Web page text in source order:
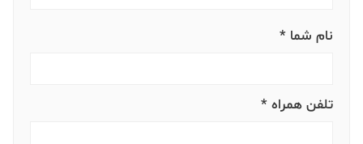
نام شما *
تلفن همراه *